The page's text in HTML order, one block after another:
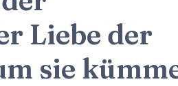
Liebe der
sie